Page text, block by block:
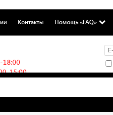
Контакты Помощь «FAQ»
18:00
15:00